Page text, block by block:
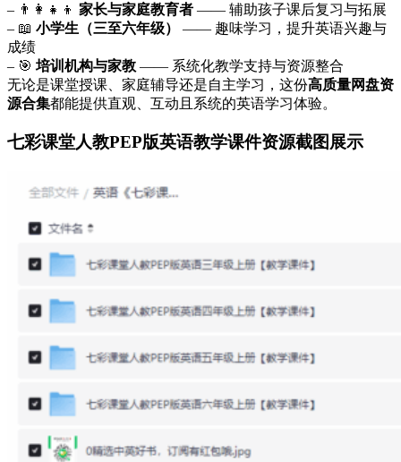
– 👨‍👩‍👧‍👦 家长与家庭教育者 —— 辅助孩子课后复习与拓展
– 📖 小学生（三至六年级）
—— 趣味学习，提升英语兴趣与
成绩
– 🎯 培训机构与家教 —— 系统化教学支持与资源整合
无论是课堂授课、家庭辅导还是自主学习，这份高质量网盘资
源合集都能提供直观、互动且系统的英语学习体验。
七彩课堂人教PEP版英语教学课件资源截图展示